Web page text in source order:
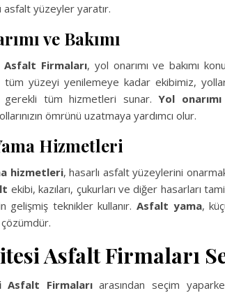
asfalt yüzeyler yaratır.
ve Bakımı
Asfalt Firmaları, yol onarımı ve bakımı
tüm yüzeyi yenilemeye kadar ekibimiz,
tüm hizmetleri sunar. Yol
ömrünü uzatmaya yardımcı olur.
Hizmetleri
hizmetleri, hasarlı asfalt yüzeylerini
ekibi, kazıları, çukurları ve diğer hasarları
gelişmiş teknikler kullanır. Asfalt yama,
çözümdür.
Asfalt Firmaları
Asfalt Firmalarıarasından seçim